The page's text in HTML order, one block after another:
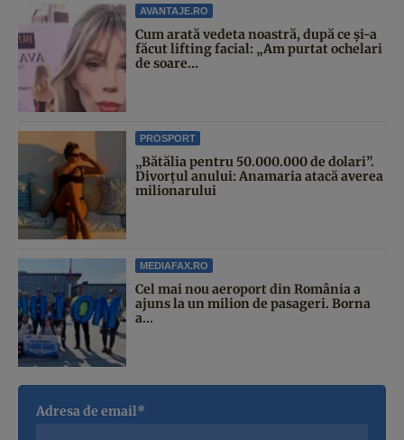
AVANTAJE.RO
Cum arată vedeta noastră, după ce și-a
făcut lifting facial: „Am purtat ochelari
de soare...
PROSPORT
„Bătălia pentru 50.000.000 de dolari”.
Divorțul anului: Anamaria atacă averea
milionarului
MEDIAFAX.RO
Cel mai nou aeroport din România a
ajuns la un milion de pasageri. Borna
a...
Adresa de email*